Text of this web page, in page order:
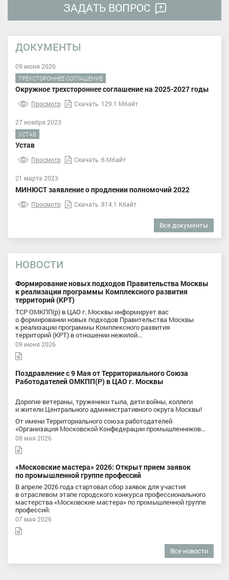
ЗАДАТЬ ВОПРОС
ДОКУМЕНТЫ
09 июня 2026
ТРЕХСТОРОННЕЕ СОГЛАШЕНИЕ
Окружное трехстороннее соглашение на 2025-2027 годы
Просмотр Скачать 129.1 Мбайт
27 ноября 2023
УСТАВ
Устав
Просмотр Скачать 6 Мбайт
21 марта 2023
МИНЮСТ заявление о продлении полномочий 2022
Просмотр Скачать 814.1 Кбайт
Все документы
НОВОСТИ
Формирование новых подходов Правительства Москвы
к реализации программы Комплексного развития
территорий (КРТ)
ТСР ОМКПП(р) в ЦАО г. Москвы информирует вас
о формировании новых подходов Правительства Москвы
к реализации программы Комплексного развития
территорий (КРТ) в отношении нежилой...
09 июня 2026
Поздравление с 9 Мая от Территориального Союза
Работодателей ОМКПП(Р) в ЦАО г. Москвы
Дорогие ветераны, труженики тыла, дети войны, коллеги
и жители Центрального административного округа Москвы!
От имени Территориального союза работодателей
«Организация Московской Конфедерации промышленников...
08 мая 2026
«Московские мастера» 2026: Открыт прием заявок
по промышленной группе профессий
В апреле 2026 года стартовал сбор заявок для участия
в отраслевом этапе городского конкурса профессионального
мастерства «Московские мастера» по промышленной группе
профессий:
07 мая 2026
Все новости